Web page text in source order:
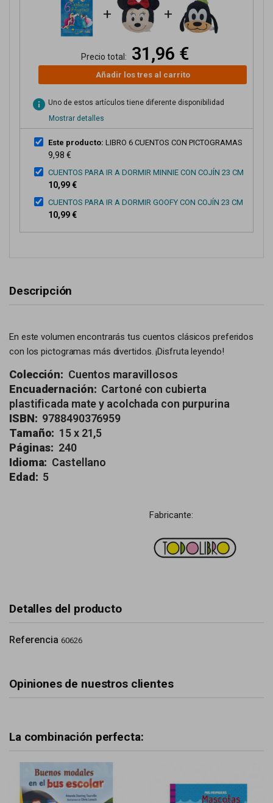
+ +
Precio total: 31,96 €
Añadir los tres al carrito
info Uno de estos artículos tiene diferente disponibilidad
Mostrar detalles
Este producto: LIBRO 6 CUENTOS CON PICTOGRAMAS
9,98 €
CUENTOS PARA IR A DORMIR MINNIE CON COJÍN 23 CM
10,99 €
CUENTOS PARA IR A DORMIR GOOFY CON COJÍN 23 CM
10,99 €
Descripción
En este volumen encontrarás tus cuentos clásicos preferidos
con los pictogramas más divertidos. ¡Disfruta leyendo!
Colección: Cuentos maravillosos
Encuadernación: Cartoné con cubierta
plastificada mate y acolchada con purpurina
ISBN: 9788490376959
Tamaño: 15 x 21,5
Páginas: 240
Idioma: Castellano
Edad: 5
Fabricante:
Detalles del producto
Referencia 60626
Opiniones de nuestros clientes
La combinación perfecta: